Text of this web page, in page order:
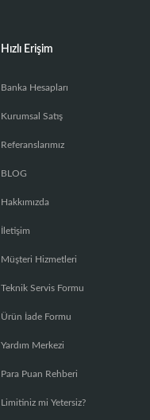
Hızlı Erişim
Banka Hesapları
Kurumsal Satış
Referanslarımız
BLOG
Hakkımızda
İletişim
Müşteri Hizmetleri
Teknik Servis Formu
Ürün İade Formu
Yardım Merkezi
Para Puan Rehberi
Limitiniz mi Yetersiz?